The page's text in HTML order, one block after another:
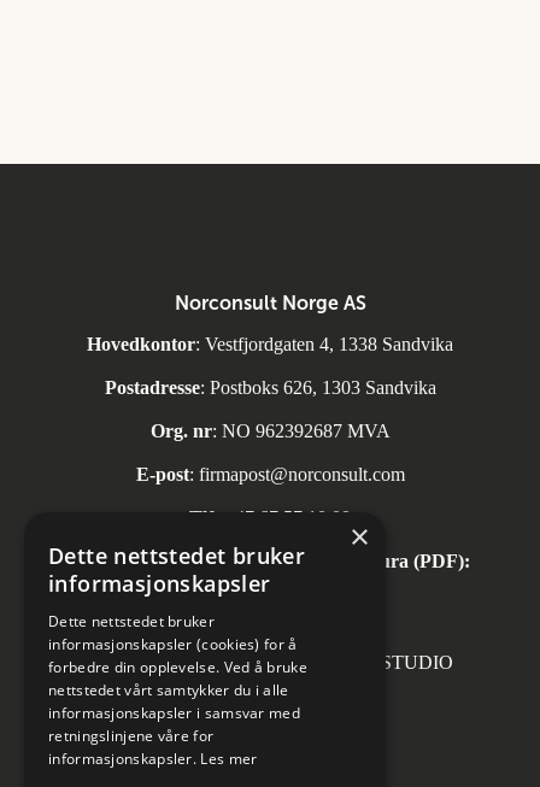
Norconsult Norge AS
Hovedkontor: Vestfjordgaten 4, 1338 Sandvika
Postadresse: Postboks 626, 1303 Sandvika
Org. nr: NO 962392687 MVA
E-post: firmapost@norconsult.com
Tlf: +47 67 57 10 00
Automatisk mottak av inngående faktura (PDF):
invoice.no@norconsult.com
Forsidefoto: RASMUS HJORTSHOJ STUDIO
×
Dette nettstedet bruker
informasjonskapsler
Dette nettstedet bruker
informasjonskapsler (cookies) for å
forbedre din opplevelse. Ved å bruke
nettstedet vårt samtykker du i alle
informasjonskapsler i samsvar med
retningslinjene våre for
informasjonskapsler. Les mer